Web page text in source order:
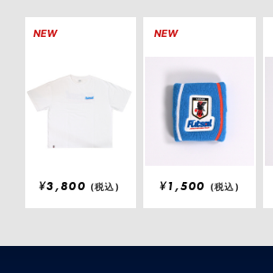
NEW
¥3,800 (税込)
NEW
¥1,500 (税込)